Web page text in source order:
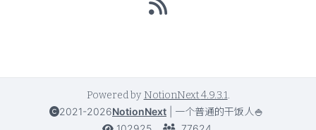
Powered by NotionNext4.9.3.1.
2021-2026NotionNext
一个普通的干饭人🍚